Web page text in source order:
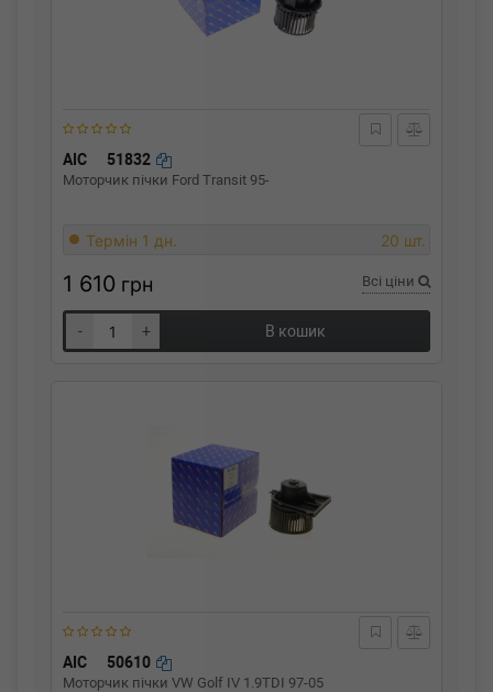
AIC 51832
Моторчик пічки Ford Transit 95-
Термін 1 дн. 20 шт.
1 610 грн Всі ціни
- + В кошик
AIC 50610
Моторчик пічки VW Golf IV 1.9TDI 97-05